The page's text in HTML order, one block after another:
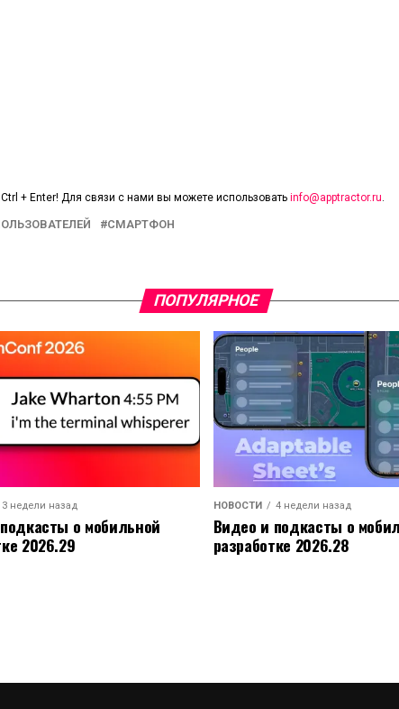
+ Enter! Для связи с нами вы можете использовать info@apptractor.ru.
СМАРТФОН
ПОПУЛЯРНОЕ
3 недели назад
о мобильной
2026.29
НОВОСТИ 4 недели назад
Видео и подкасты о
разработке 2026.28